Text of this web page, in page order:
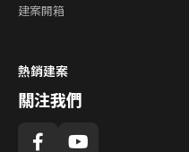
建案開箱
熱銷建案
關注我們